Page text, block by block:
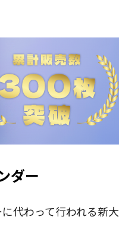
ダー
代わって行われる新大